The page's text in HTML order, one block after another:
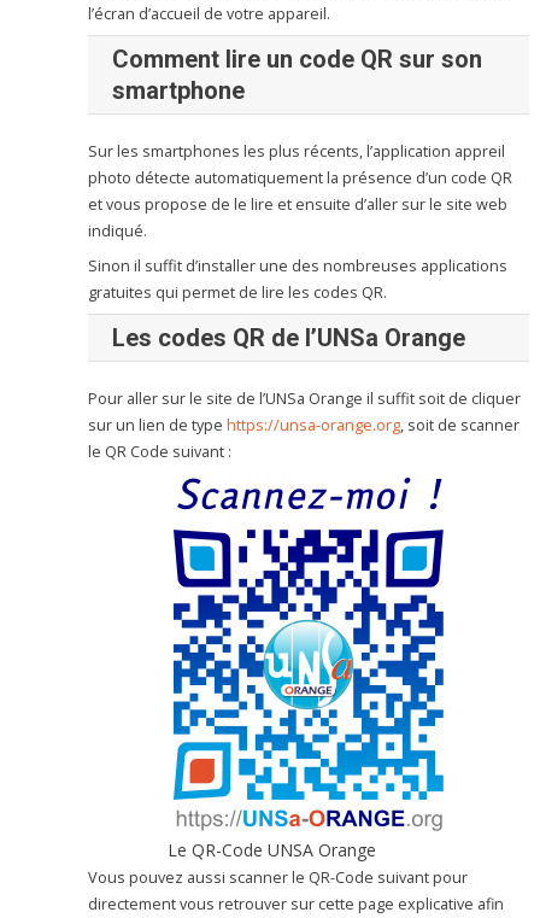
l’écran d’accueil de votre appareil.
Comment lire un code QR sur son
smartphone
Sur les smartphones les plus récents, l’application appreil
photo détecte automatiquement la présence d’un code QR
et vous propose de le lire et ensuite d’aller sur le site web
indiqué.
Sinon il suffit d’installer une des nombreuses applications
gratuites qui permet de lire les codes QR.
Les codes QR de l’UNSa Orange
Pour aller sur le site de l’UNSa Orange il suffit soit de cliquer
sur un lien de typehttps://unsa-orange.org, soit de scanner
le QR Code suivant :
Le QR-Code UNSA Orange
Vous pouvez aussi scanner le QR-Code suivant pour
directement vous retrouver sur cette page explicative afin